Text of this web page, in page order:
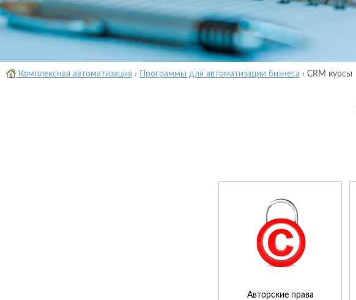
Комплексная автоматизация › Программы для автоматизации бизнеса › CRM курсы
Авторские права